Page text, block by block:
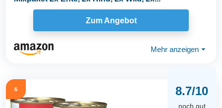
Zum Angebot
Mehr anzeigen ⏷
6 8.7/10
noch gut